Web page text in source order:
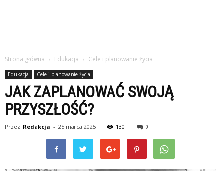
Strona główna Edukacja Cele i planowanie życia
Edukacja Cele i planowanie życia
JAK ZAPLANOWAĆ SWOJĄ
PRZYSZŁOŚĆ?
Przez Redakcja - 25 marca 2025 130 0